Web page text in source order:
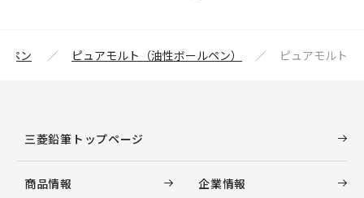
ペン ピュアモルト（油性ボールペン） ピュアモルト
三菱鉛筆トップページ
商品情報 企業情報